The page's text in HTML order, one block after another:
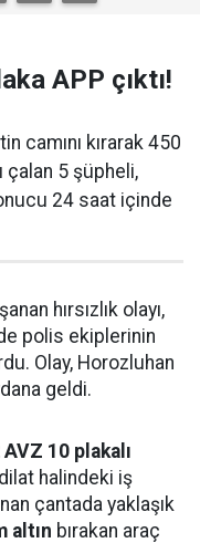
APP çıktı!
camını kırarak 450
çalan 5 şüpheli,
24 saat içinde
hırsızlık olayı,
polis ekiplerinin
Olay, Horozluhan
geldi.
10 plakalı
halindeki iş
çantada yaklaşık
altın bırakan araç